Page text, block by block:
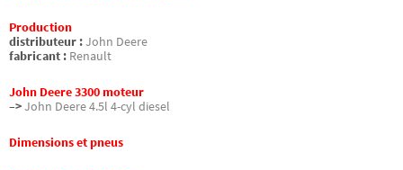
Production
distributeur :John Deere
fabricant : Renault
John Deere 3300 moteur
–>John Deere 4.5l 4-cyl diesel
Dimensions et pneus